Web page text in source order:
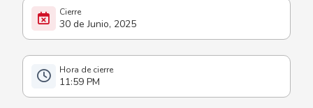
30 de Junio, 2025
11:59 PM